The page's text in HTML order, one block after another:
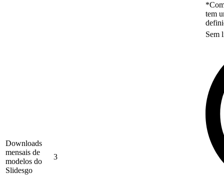
tem
Downloads
mensais de
modelos do
Slidesgo
3
Sem